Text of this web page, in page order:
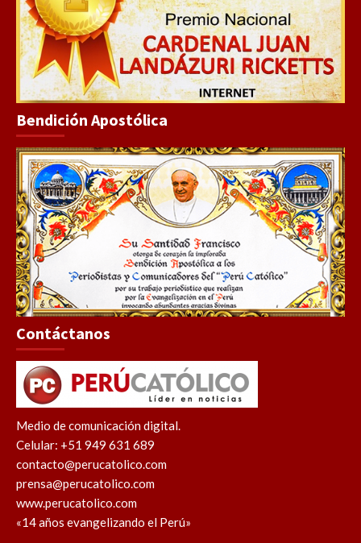
Bendición Apostólica
Contáctanos
Medio de comunicación digital.
Celular: +51 949 631 689
contacto@perucatolico.com
prensa@perucatolico.com
www.perucatolico.com
«14 años evangelizando el Perú»